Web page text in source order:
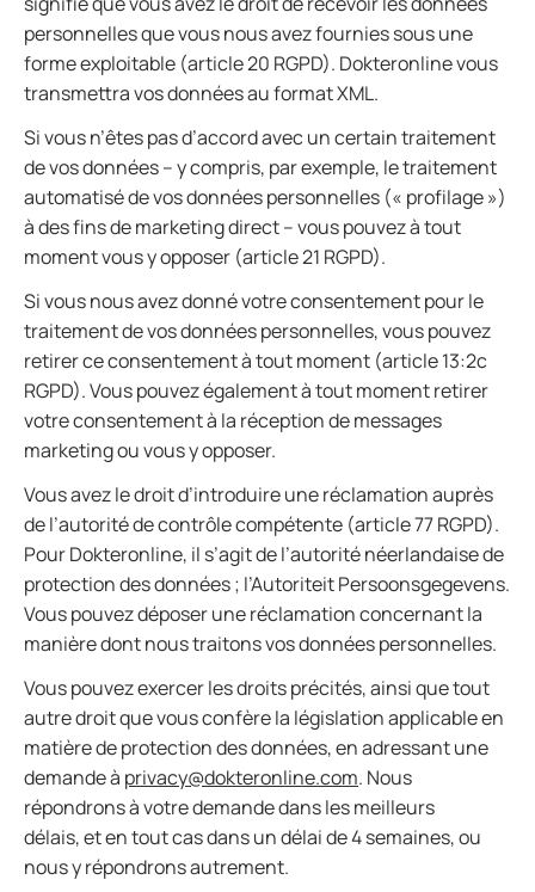
personnelles que vous nous avez fournies sous une
forme exploitable (article 20 RGPD). Dokteronline vous
transmettra vos données au format XML.
Si vous n’êtes pas d’accord avec un certain traitement
de vos données – y compris, par exemple, le traitement
automatisé de vos données personnelles (« profilage »)
à des fins de marketing direct – vous pouvez à tout
moment vous y opposer (article 21 RGPD).
Si vous nous avez donné votre consentement pour le
traitement de vos données personnelles, vous pouvez
retirer ce consentement à tout moment (article 13:2c
RGPD). Vous pouvez également à tout moment retirer
votre consentement à la réception de messages
marketing ou vous y opposer.
Vous avez le droit d’introduire une réclamation auprès
de l’autorité de contrôle compétente (article 77 RGPD).
Pour Dokteronline, il s’agit de l’autorité néerlandaise de
protection des données ; l’Autoriteit Persoonsgegevens.
Vous pouvez déposer une réclamation concernant la
manière dont nous traitons vos données personnelles.
Vous pouvez exercer les droits précités, ainsi que tout
autre droit que vous confère la législation applicable en
matière de protection des données, en adressant une
demande à privacy@dokteronline.com. Nous
répondrons à votre demande dans les meilleurs
délais, et en tout cas dans un délai de 4 semaines, ou
nous y répondrons autrement.